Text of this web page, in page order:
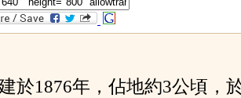
於1876年，佔地約3公頃，